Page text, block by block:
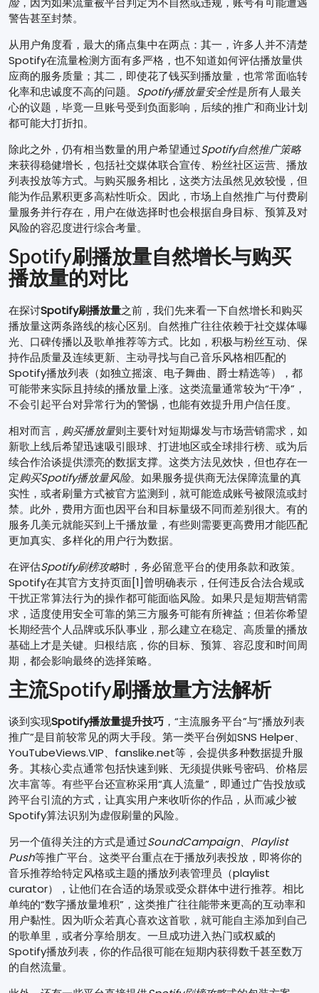
警告甚至封禁。
从用户角度看，最大的痛点集中在两点：其一，许多人并不清楚
Spotify在流量检测方面有多严格，也不知道如何评估播放量供
应商的服务质量；其二，即使花了钱买到播放量，也常常面临转
化率和忠诚度不高的问题。 Spotify播放量安全性是所有人最关
心的议题，毕竟一旦账号受到负面影响，后续的推广和商业计划
都可能大打折扣。
除此之外，仍有相当数量的用户希望通过Spotify自然推广策略
来获得稳健增长，包括社交媒体联合宣传、粉丝社区运营、播放
列表投放等方式。与购买服务相比，这类方法虽然见效较慢，但
能为作品累积更多高粘性听众。因此，市场上自然推广与付费刷
量服务并行存在，用户在做选择时也会根据自身目标、预算及对
风险的容忍度进行综合考量。
Spotify刷播放量 自然增长与购买
播放量的对比
在探讨Spotify刷播放量之前，我们先来看一下自然增长和购买
播放量这两条路线的核心区别。自然推广往往依赖于社交媒体曝
光、口碑传播以及歌单推荐等方式。比如，积极与粉丝互动、保
持作品质量及连续更新、主动寻找与自己音乐风格相匹配的
Spotify播放列表（如独立摇滚、电子舞曲、爵士精选等），都
可能带来实际且持续的播放量上涨。这类流量通常较为“干净”，
不会引起平台对异常行为的警惕，也能有效提升用户信任度。
相对而言， 购买播放量则主要针对短期爆发与市场营销需求，如
新歌上线后希望迅速吸引眼球、打进地区或全球排行榜、或为后
续合作洽谈提供漂亮的数据支撑。这类方法见效快，但也存在一
定购买Spotify播放量风险。如果服务提供商无法保障流量的真
实性，或者刷量方式被官方监测到，就可能造成账号被限流或封
禁。此外，费用方面也因平台和目标量级不同而差别很大。有的
服务几美元就能买到上千播放量，有些则需要更高费用才能匹配
更加真实、多样化的用户行为数据。
在评估Spotify刷榜攻略时，务必留意平台的使用条款和政策。
Spotify在其官方支持页面[1]曾明确表示，任何违反合法合规或
干扰正常算法行为的操作都可能面临风险。如果只是短期营销需
求，适度使用安全可靠的第三方服务可能有所裨益；但若你希望
长期经营个人品牌或乐队事业，那么建立在稳定、高质量的播放
基础上才是关键。归根结底，你的目标、预算、容忍度和时间周
期，都会影响最终的选择策略。
主流Spotify刷播放量方法解析
谈到实现Spotify播放量提升技巧 ，“主流服务平台”与“播放列表
推广”是目前较常见的两大手段。第一类平台例如SNS Helper、
YouTubeViews.VIP、fanslike.net等，会提供多种数据提升服
务。其核心卖点通常包括快速到账、无须提供账号密码、价格层
次丰富等。有些平台还宣称采用“真人流量”，即通过广告投放或
跨平台引流的方式，让真实用户来收听你的作品，从而减少被
Spotify算法识别为虚假刷量的风险。
另一个值得关注的方式是通过SoundCampaign、Playlist
Push等推广平台。这类平台重点在于播放列表投放，即将你的
音乐推荐给特定风格或主题的播放列表管理员（playlist
curator），让他们在合适的场景或受众群体中进行推荐。相比
单纯的“数字播放量堆积”，这类推广往往能带来更高的互动率和
用户黏性。因为听众若真心喜欢这首歌，就可能自主添加到自己
的歌单里，或者分享给朋友。一旦成功进入热门或权威的
Spotify播放列表，你的作品很可能在短期内获得数千甚至数万
的自然流量。